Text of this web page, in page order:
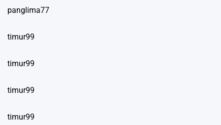
panglima77
timur99
timur99
timur99
timur99